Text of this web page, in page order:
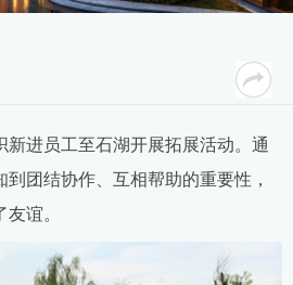
进员工至石湖开展拓展活动。通
团结协作、互相帮助的重要性，
谊。